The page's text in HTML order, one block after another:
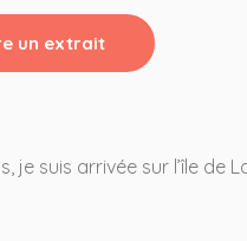
un extrait
je suis arrivée sur l’île de